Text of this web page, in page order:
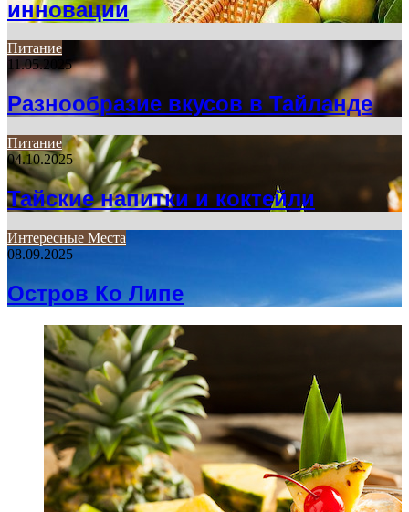
инновации
Питание
11.05.2025
Разнообразие вкусов в Тайланде
Питание
04.10.2025
Тайские напитки и коктейли
Интересные Места
08.09.2025
Остров Ко Липе